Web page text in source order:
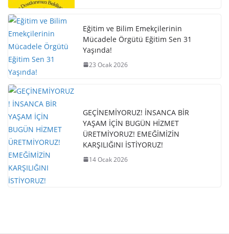
Eğitim ve Bilim Emekçilerinin
Mücadele Örgütü Eğitim Sen 31
Yaşında!
23 Ocak 2026
GEÇİNEMİYORUZ! İNSANCA BİR
YAŞAM İÇİN BUGÜN HİZMET
ÜRETMİYORUZ! EMEĞİMİZİN
KARŞILIĞINI İSTİYORUZ!
14 Ocak 2026